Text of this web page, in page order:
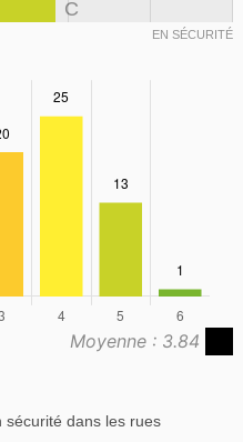
C
EN SÉCURITÉ
Moyenne : 3.84
sécurité dans les rues